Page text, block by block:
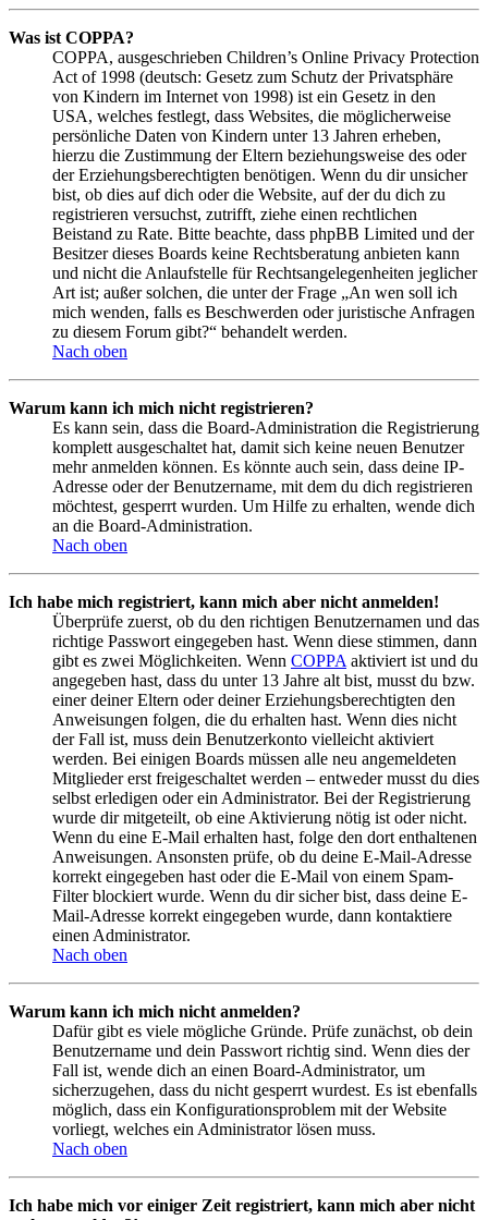
Was ist COPPA?
COPPA, ausgeschrieben Children’s Online Privacy Protection
Act of 1998 (deutsch: Gesetz zum Schutz der Privatsphäre
von Kindern im Internet von 1998) ist ein Gesetz in den
USA, welches festlegt, dass Websites, die möglicherweise
persönliche Daten von Kindern unter 13 Jahren erheben,
hierzu die Zustimmung der Eltern beziehungsweise des oder
der Erziehungsberechtigten benötigen. Wenn du dir unsicher
bist, ob dies auf dich oder die Website, auf der du dich zu
registrieren versuchst, zutrifft, ziehe einen rechtlichen
Beistand zu Rate. Bitte beachte, dass phpBB Limited und der
Besitzer dieses Boards keine Rechtsberatung anbieten kann
und nicht die Anlaufstelle für Rechtsangelegenheiten jeglicher
Art ist; außer solchen, die unter der Frage „An wen soll ich
mich wenden, falls es Beschwerden oder juristische Anfragen
zu diesem Forum gibt?“ behandelt werden.
Nach oben
Warum kann ich mich nicht registrieren?
Es kann sein, dass die Board-Administration die Registrierung
komplett ausgeschaltet hat, damit sich keine neuen Benutzer
mehr anmelden können. Es könnte auch sein, dass deine IP-
Adresse oder der Benutzername, mit dem du dich registrieren
möchtest, gesperrt wurden. Um Hilfe zu erhalten, wende dich
an die Board-Administration.
Nach oben
Ich habe mich registriert, kann mich aber nicht anmelden!
Überprüfe zuerst, ob du den richtigen Benutzernamen und das
richtige Passwort eingegeben hast. Wenn diese stimmen, dann
gibt es zwei Möglichkeiten. Wenn COPPA aktiviert ist und du
angegeben hast, dass du unter 13 Jahre alt bist, musst du bzw.
einer deiner Eltern oder deiner Erziehungsberechtigten den
Anweisungen folgen, die du erhalten hast. Wenn dies nicht
der Fall ist, muss dein Benutzerkonto vielleicht aktiviert
werden. Bei einigen Boards müssen alle neu angemeldeten
Mitglieder erst freigeschaltet werden – entweder musst du dies
selbst erledigen oder ein Administrator. Bei der Registrierung
wurde dir mitgeteilt, ob eine Aktivierung nötig ist oder nicht.
Wenn du eine E-Mail erhalten hast, folge den dort enthaltenen
Anweisungen. Ansonsten prüfe, ob du deine E-Mail-Adresse
korrekt eingegeben hast oder die E-Mail von einem Spam-
Filter blockiert wurde. Wenn du dir sicher bist, dass deine E-
Mail-Adresse korrekt eingegeben wurde, dann kontaktiere
einen Administrator.
Nach oben
Warum kann ich mich nicht anmelden?
Dafür gibt es viele mögliche Gründe. Prüfe zunächst, ob dein
Benutzername und dein Passwort richtig sind. Wenn dies der
Fall ist, wende dich an einen Board-Administrator, um
sicherzugehen, dass du nicht gesperrt wurdest. Es ist ebenfalls
möglich, dass ein Konfigurationsproblem mit der Website
vorliegt, welches ein Administrator lösen muss.
Nach oben
Ich habe mich vor einiger Zeit registriert, kann mich aber nicht